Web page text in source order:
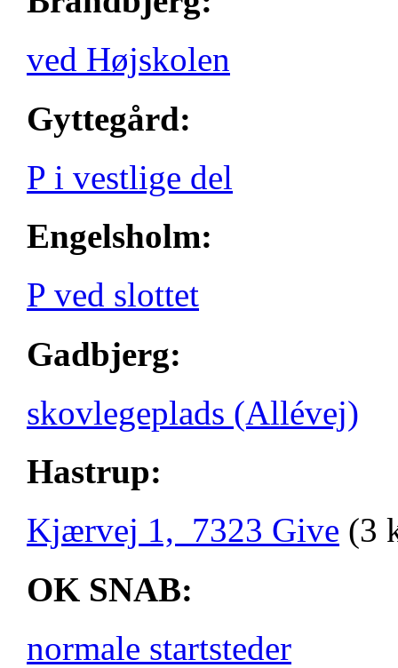
ved Højskolen
Gyttegård:
P i vestlige del
Engelsholm:
P ved slottet
Gadbjerg:
skovlegeplads (Allévej)
Hastrup:
Kjærvej 1, 7323 Give (3
OK SNAB:
normale startsteder